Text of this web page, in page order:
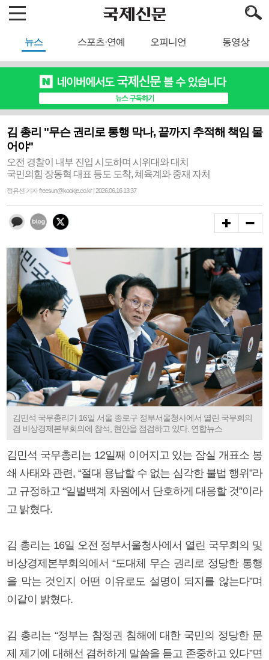
뉴스 스포츠·연예 오피니언 동영상
김 총리 "무슨 권리로 통행 막나, 끝까지 추적해 책임 물
어야"
오전 경찰이 내부 진입 시도하며 시위대와 대치
국민의힘 장동혁 대표 등도 도착, 쳬육계와 중재 자처
정유선 기자 freesun@kookje.co.kr | 2026.06.16 13:37
김민석 국무총리가 16일 서울 종로구 정부서울청사에서 열린 국무회의
겸 비상경제본부회의에 참석, 현안을 점검하고 있다. 연합뉴스
김민석 국무총리는 12일째 이어지고 있는 잠실 개표소 봉
쇄 사태와 관련, “절대 용납할 수 없는 심각한 불법 행위”라
고 규정하고 “일벌백계 차원에서 단호하게 대응할 것”이라
고 밝혔다.
김 총리는 16일 오전 정부서울청사에서 열린 국무회의 및
비상경제본부회의에서 “도대체 무슨 권리로 정당한 통행
을 막는 것인지 어떤 이유로도 설명이 되지를 않는다”며
이같이 밝혔다.
김 총리는 “정부는 참정권 침해에 대한 국민의 정당한 문
제 제기에 대해선 겸허하게 말씀을 듣고 존중하고 있다”면